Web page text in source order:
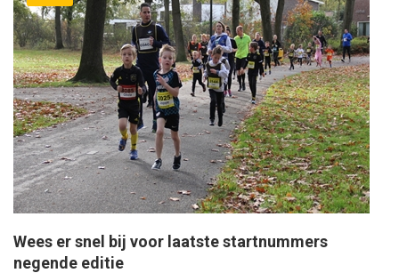
Wees er snel bij voor laatste startnummers
negende editie